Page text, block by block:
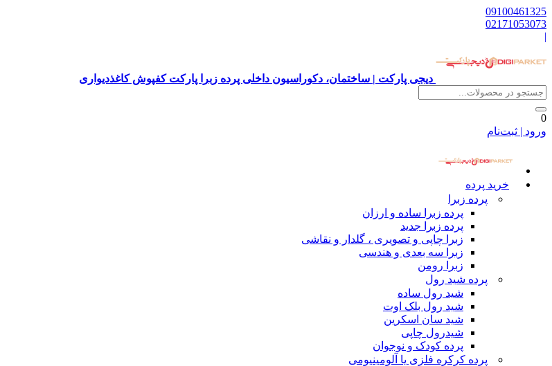
09100461325
02171053073
|
دیجی پارکت | ساختمان، دکوراسیون داخلی پرده زبرا پارکت کفپوش کاغذدیواری
0
ورود | ثبت‌نام
خرید پرده
پرده زبرا
پرده زبرا ساده و ارزان
پرده زبرا جدید
زبرا چاپی و تصویری ، گلدار و نقاشی
زبرا سه بعدی و هندسی
زبرا رومن
پرده شید رول
شید رول ساده
شید رول بلک اوت
شید سان اسکرین
شیدرول چاپی
پرده کودک و نوجوان
پرده کرکره فلزی یا آلومینیومی